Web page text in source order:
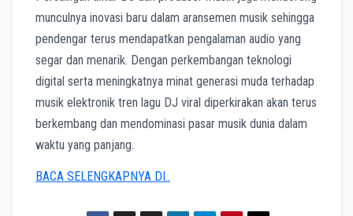
munculnya inovasi baru dalam aransemen musik sehingga
pendengar terus mendapatkan pengalaman audio yang
segar dan menarik. Dengan perkembangan teknologi
digital serta meningkatnya minat generasi muda terhadap
musik elektronik tren lagu DJ viral diperkirakan akan terus
berkembang dan mendominasi pasar musik dunia dalam
waktu yang panjang.
BACA SELENGKAPNYA DI..